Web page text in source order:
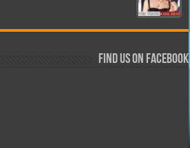
Find us on Facebook